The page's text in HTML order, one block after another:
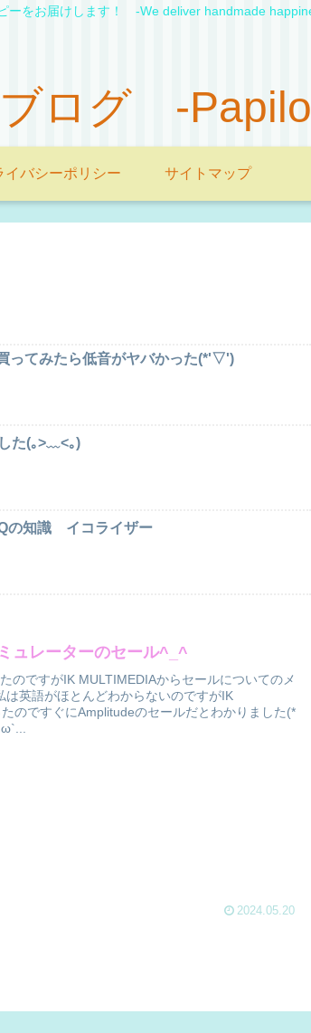
ーをお届けします！ -We deliver handmade
ログ -
イバシーポリシー サイトマップ
ってみたら低音がヤバかった(*'▽')
た(｡>﹏<｡)
の知識 イコライザー
ュレーターのセール^_^
のですがIK MULTIMEDIAからセールについてのメ
は英語がほとんどわからないのですがIK
のですぐにAmplitudeのセールだとわかりました(*
2024.05.20